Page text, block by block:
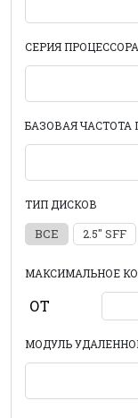
СЕРИЯ ПРОЦЕССОРА
БАЗОВАЯ ЧАСТОТА
ТИП ДИСКОВ
ВСЕ 2.5" SFF
МАКСИМАЛЬНОЕ
ОТ
МОДУЛЬ